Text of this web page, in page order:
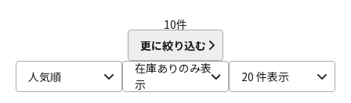
ベース ウクレレ
10件
更に絞り込む
人気順
在庫ありのみ表
示
20 件表示